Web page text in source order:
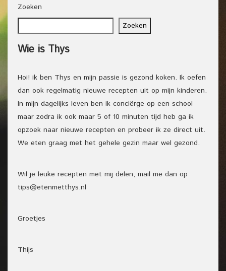
Zoeken
Zoeken
Wie is Thys
Hoi! ik ben Thys en mijn passie is gezond koken. Ik oefen
dan ook regelmatig nieuwe recepten uit op mijn kinderen.
In mijn dagelijks leven ben ik conciërge op een school
maar zodra ik ook maar 5 of 10 minuten tijd heb ga ik
opzoek naar nieuwe recepten en probeer ik ze direct uit.
We eten graag met het gehele gezin maar wel gezond.
Wil je leuke recepten met mij delen, mail me dan op
tips@etenmetthys.nl
Groetjes
Thijs